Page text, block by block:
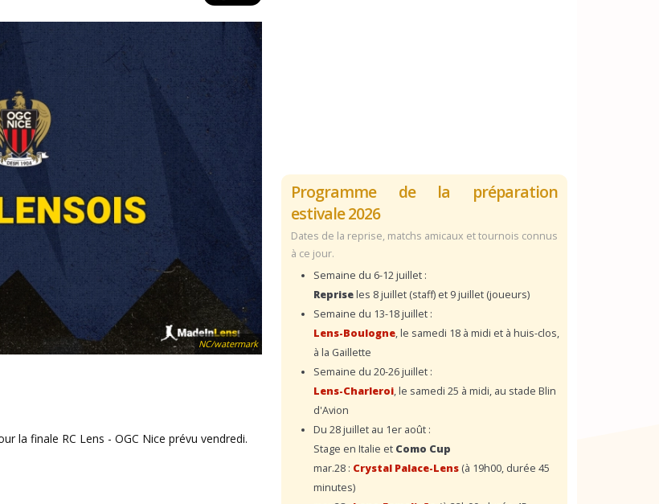
NC/watermark
la finale RC Lens - OGC Nice prévu vendredi.
Programme de la préparation
estivale 2026
Dates de la reprise, matchs amicaux et tournois connus
à ce jour.
Semaine du 6-12 juillet :
Repriseles 8 juillet (staff) et 9 juillet (joueurs)
Semaine du 13-18 juillet :
Lens-Boulogne, le samedi 18 à midi et à huis-clos,
à la Gaillette
Semaine du 20-26 juillet :
Lens-Charleroi, le samedi 25 à midi, au stade Blin
d'Avion
Du 28 juillet au 1er août :
Stage en Italie et Como Cup
mar.28 : Crystal Palace-Lens (à 19h00, durée 45
minutes)